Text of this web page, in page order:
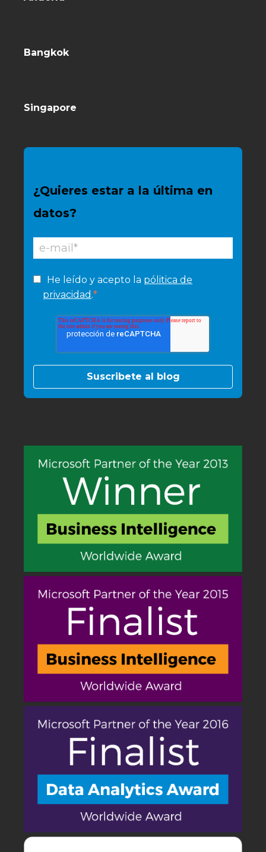
Bangkok
Singapore
¿Quieres estar a la última en
datos?
He leído y acepto la pólitica de
privacidad .*